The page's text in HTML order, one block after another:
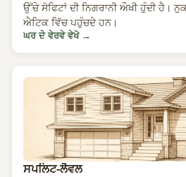
ਉੱਚੇ ਸੋਫਿਟਾਂ ਦੀ ਨਿਗਰਾਨੀ ਔਖੀ ਹੁੰਦੀ ਹੈ।
ਐਟਿਕ ਵਿੱਚ ਪਹੁੰਚਦੇ ਹਨ।
ਘਰ ਦੇ ਵੇਰਵੇ ਵੇਖੋ→
ਸਪਲਿਟ-ਲੈਵਲ